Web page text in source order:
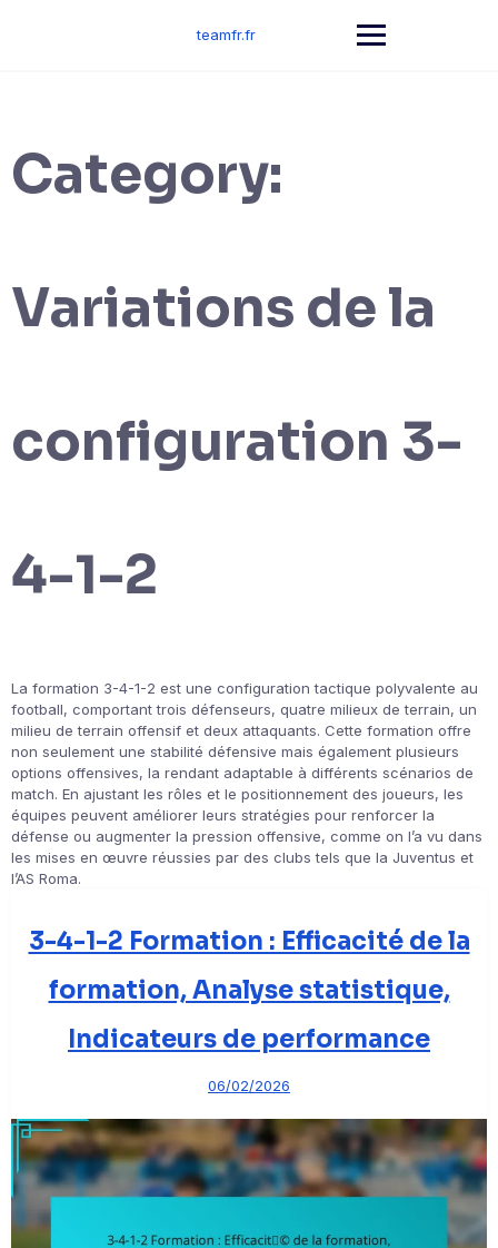
teamfr.fr
Category:
Variations de la
configuration 3-
4-1-2
La formation 3-4-1-2 est une configuration tactique polyvalente au
football, comportant trois défenseurs, quatre milieux de terrain, un
milieu de terrain offensif et deux attaquants. Cette formation offre
non seulement une stabilité défensive mais également plusieurs
options offensives, la rendant adaptable à différents scénarios de
match. En ajustant les rôles et le positionnement des joueurs, les
équipes peuvent améliorer leurs stratégies pour renforcer la
défense ou augmenter la pression offensive, comme on l’a vu dans
les mises en œuvre réussies par des clubs tels que la Juventus et
l’AS Roma.
3-4-1-2 Formation : Efficacité de la
formation, Analyse statistique,
Indicateurs de performance
06/02/2026